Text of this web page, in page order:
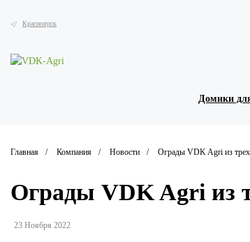
Красноярск
Домики
Главная Компания Новости Ограды VDK Agri из трех
Ограды VDK Agri из
23 Ноября 2022